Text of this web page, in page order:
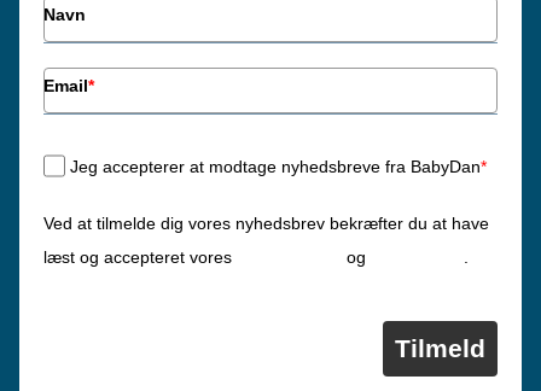
Navn
Email*
Jeg accepterer at modtage nyhedsbreve fra BabyDan*
Ved at tilmelde dig vores nyhedsbrev bekræfter du at have
læst og accepteret vores
og .
Tilmeld